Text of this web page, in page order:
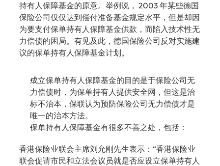
持有人保障基金的原意。举例说， 2003 年某些德国
保险公司仅仅达到偿付准备基金规定水平，但是却因
为要支付保单持有人保障基金供款，而陷入技术性无
力偿债的困局。有见及此，德国保险公司反对实施建
议的保单持有人保障基金计划。
成立保单持有人保障基金的目的是于保险公司无
力偿债时，为保单持有人提供安全网，但这是治
标不治本，保联认为预防保险公司无力偿债才是
唯一的治本方法。
保单持有人保障基金有很多不善之处，包括：
香港保险业联会主席刘允刚先生表示：“香港保险业
联会促请市民和立法会议员就是否应设立保单持有人